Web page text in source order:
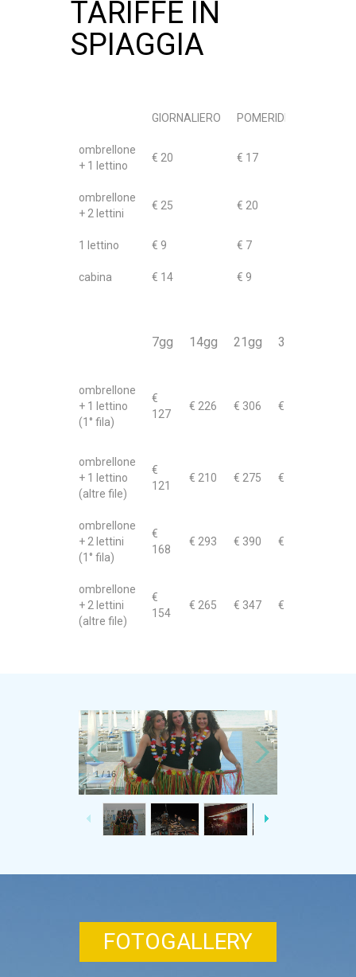
TARIFFE IN
SPIAGGIA
GIORNALIERO POMERIDIANO
ombrellone
+ 1 lettino
€ 20 € 17
ombrellone
+ 2 lettini
€ 25 € 20
1 lettino € 9 € 7
cabina € 14 € 9
7gg 14gg 21gg 31gg
ombrellone
+ 1 lettino
(1° fila)
€
127
€ 226 € 306 € 380
ombrellone
+ 1 lettino
(altre file)
€
121
€ 210 € 275 € 330
ombrellone
+ 2 lettini
(1° fila)
€
168
€ 293 € 390 € 485
ombrellone
+ 2 lettini
(altre file)
€
154
€ 265 € 347 € 423
1/16
FOTOGALLERY